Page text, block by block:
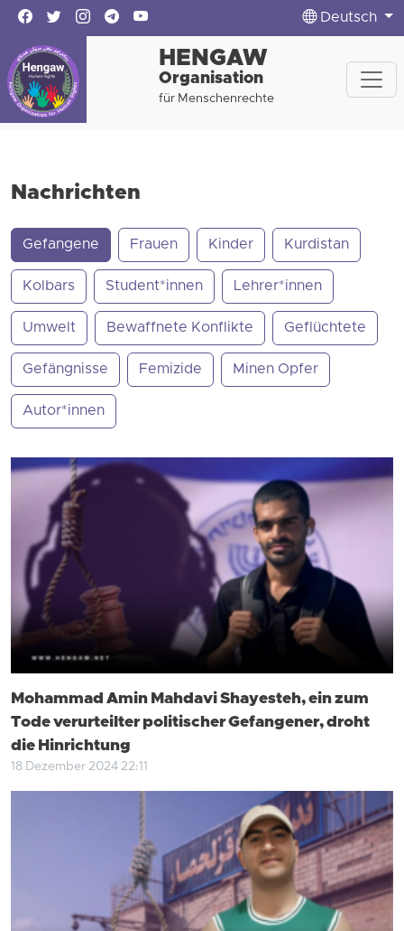
Deutsch
HENGAW
Organisation
für Menschenrechte
Nachrichten
Gefangene Frauen Kinder Kurdistan
Kolbars Student*innen Lehrer*innen
Umwelt Bewaffnete Konflikte Geflüchtete
Gefängnisse Femizide Minen Opfer
Autor*innen
Mohammad Amin Mahdavi Shayesteh, ein zum
Tode verurteilter politischer Gefangener, droht
die Hinrichtung
18 Dezember 2024 22:11